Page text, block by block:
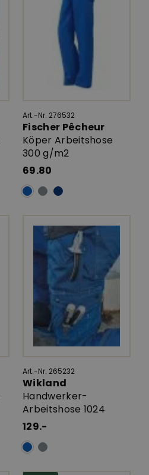
Art.-Nr. 276532
Fischer Pêcheur
Köper Arbeitshose
300 g/m2
69.80
Art.-Nr. 265232
Wikland
Handwerker-
Arbeitshose 1024
129.-